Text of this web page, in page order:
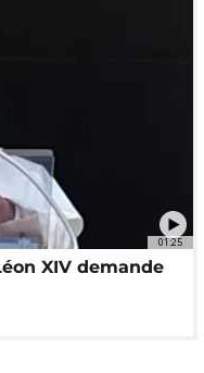
01:25
XIV demande